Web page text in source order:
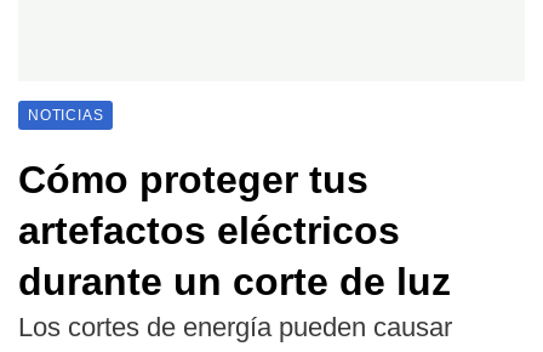
NOTICIAS
Cómo proteger tus
artefactos eléctricos
durante un corte de luz
Los cortes de energía pueden causar